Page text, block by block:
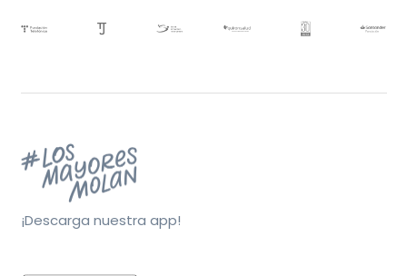
¡Descarga nuestra app!